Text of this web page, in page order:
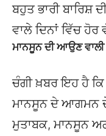
ਬਹੁਤ ਭਾਰੀ ਬਾਰਿਸ਼
ਵਾਲੇ ਦਿਨਾਂ ਵਿੱਚ ਹੋਰ
ਮਾਨਸੂਨ ਦੀ ਆਉਣ
ਚੰਗੀ ਖ਼ਬਰ ਇਹ ਹੈ
ਮਾਨਸੂਨ ਦੇ ਆਗਮਨ
ਮੁਤਾਬਕ, ਮਾਨਸੂਨ